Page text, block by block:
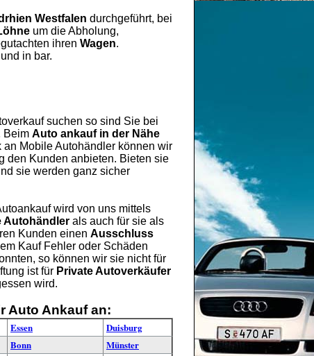
Westfalen durchgeführt, bei
um die Abholung,
ihren Wagen.
in bar.
suchen so sind Sie bei
Beim Auto ankauf in der Nähe
Mobile Autohändler können wir
den Kunden anbieten. Bieten sie
sie werden ganz sicher
wird von uns mittels
Autohändler als auch für sie als
Kunden einen Ausschluss
Kauf Fehler oder Schäden
so können wir sie nicht für
ist für Private Autoverkäufer
wird.
Auto Ankauf an:
Essen
Duisburg
Bonn
Münster